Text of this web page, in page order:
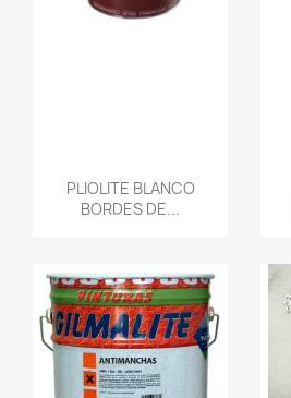
PLIOLITE BLANCO
BORDES DE...